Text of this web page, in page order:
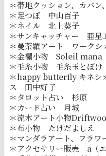
＊帯地クッション、カバ
＊足つぼ 中山百子
＊ネイル 北上葵子
＊サンキャッチャー 亜星
＊曼荼羅アート ワーク
＊金襴小物 Soleil mana
＊毛糸小物 毛糸玉とぼけ
＊happy butterfly キネシ
ス 田中好子
＊タロット占い 杉原
＊カード占い 月城
＊流木アート小物
＊布小物 たけだよしえ
＊マンダラアート、フラ
＊アクセサリー販売 a（エ